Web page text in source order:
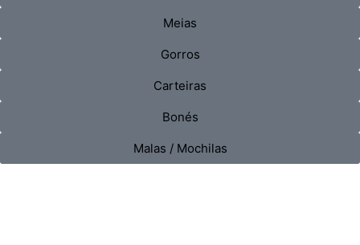
Meias
Gorros
Carteiras
Bonés
Malas / Mochilas